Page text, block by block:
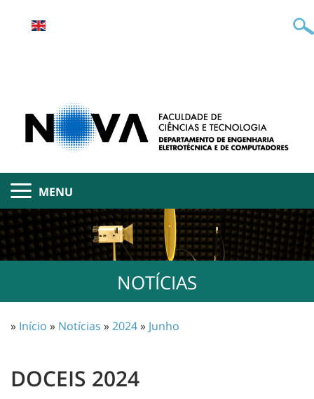
MENU
NOTÍCIAS
» Início » Notícias »2024» Junho
DOCEIS 2024